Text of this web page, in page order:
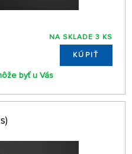
NA SKLADE 3 KS
KÚPIŤ
byť u Vás